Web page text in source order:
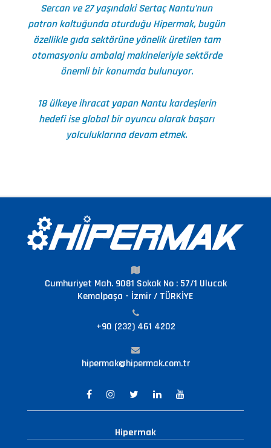
Sercan ve 27 yaşındaki Sertaç Nantu’nun
patron koltuğunda oturduğu Hipermak, bugün
özellikle gıda sektörüne yönelik üretilen tam
otomasyonlu ambalaj makineleriyle sektörde
önemli bir konumda bulunuyor.
18 ülkeye ihracat yapan Nantu kardeşlerin
hedefi ise global bir oyuncu olarak başarı
yolculuklarına devam etmek.
Cumhuriyet Mah. 9081 Sokak No : 57/1 Ulucak
Kemalpaşa - İzmir / TÜRKİYE
+90 (232) 461 4202
hipermak@hipermak.com.tr
Hipermak